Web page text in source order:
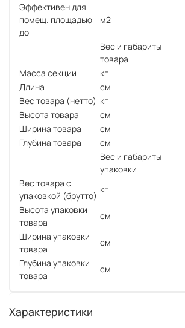
Эффективен для
помещ. площадью
до
м2
Вес и габариты
товара
Масса секции
кг
Длина
см
Вес товара (нетто) кг
Высота товара
см
Ширина товара
см
Глубина товара
см
Вес и габариты
упаковки
Вес товара с
упаковкой (брутто)
кг
Высота упаковки
товара
см
Ширина упаковки
товара
см
Глубина упаковки
товара
см
Характеристики